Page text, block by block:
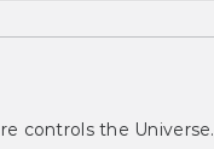
controls the Universe.